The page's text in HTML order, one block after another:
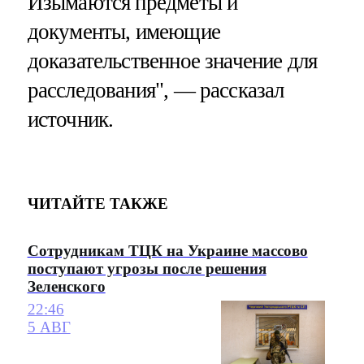
документы, имеющие
доказательственное значение для
расследования", — рассказал
источник.
ЧИТАЙТЕ ТАКЖЕ
Сотрудникам ТЦК на Украине массово
поступают угрозы после решения
Зеленского
22:46
5 АВГ